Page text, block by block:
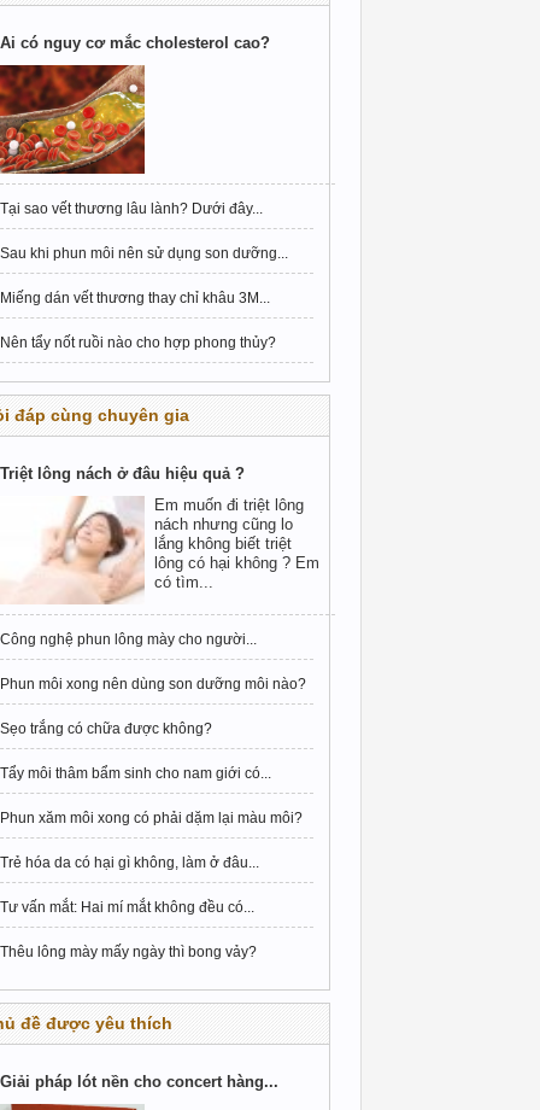
Ai có nguy cơ mắc cholesterol cao?
Tại sao vết thương lâu lành? Dưới đây...
Sau khi phun môi nên sử dụng son dưỡng...
Miếng dán vết thương thay chỉ khâu 3M...
Nên tẩy nốt ruồi nào cho hợp phong thủy?
đáp cùng chuyên gia
Triệt lông nách ở đâu hiệu quả ?
Em muốn đi triệt lông
nách nhưng cũng lo
lắng không biết triệt
lông có hại không ? Em
có tìm...
Công nghệ phun lông mày cho người...
Phun môi xong nên dùng son dưỡng môi nào?
Sẹo trắng có chữa được không?
Tẩy môi thâm bẩm sinh cho nam giới có...
Phun xăm môi xong có phải dặm lại màu môi?
Trẻ hóa da có hại gì không, làm ở đâu...
Tư vấn mắt: Hai mí mắt không đều có...
Thêu lông mày mấy ngày thì bong vảy?
đề được yêu thích
Giải pháp lót nền cho concert hàng...